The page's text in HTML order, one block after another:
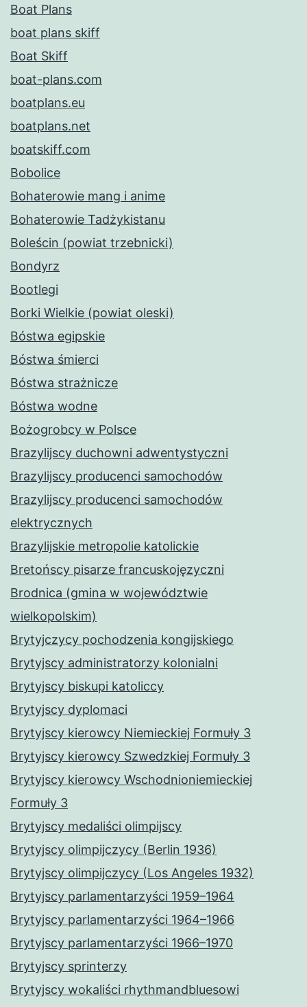
Boat Plans
boat plans skiff
Boat Skiff
boat-plans.com
boatplans.eu
boatplans.net
boatskiff.com
Bobolice
Bohaterowie mang i anime
Bohaterowie Tadżykistanu
Boleścin (powiat trzebnicki)
Bondyrz
Bootlegi
Borki Wielkie (powiat oleski)
Bóstwa egipskie
Bóstwa śmierci
Bóstwa strażnicze
Bóstwa wodne
Bożogrobcy w Polsce
Brazylijscy duchowni adwentystyczni
Brazylijscy producenci samochodów
Brazylijscy producenci samochodów
elektrycznych
Brazylijskie metropolie katolickie
Bretońscy pisarze francuskojęzyczni
Brodnica (gmina w województwie
wielkopolskim)
Brytyjczycy pochodzenia kongijskiego
Brytyjscy administratorzy kolonialni
Brytyjscy biskupi katoliccy
Brytyjscy dyplomaci
Brytyjscy kierowcy Niemieckiej Formuły 3
Brytyjscy kierowcy Szwedzkiej Formuły 3
Brytyjscy kierowcy Wschodnioniemieckiej
Formuły 3
Brytyjscy medaliści olimpijscy
Brytyjscy olimpijczycy (Berlin 1936)
Brytyjscy olimpijczycy (Los Angeles 1932)
Brytyjscy parlamentarzyści 1959–1964
Brytyjscy parlamentarzyści 1964–1966
Brytyjscy parlamentarzyści 1966–1970
Brytyjscy sprinterzy
Brytyjscy wokaliści rhythmandbluesowi